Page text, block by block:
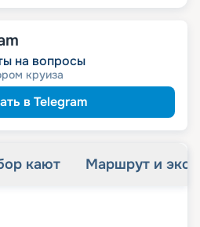
на вопросы
круиза
в Telegram
кают Маршрут и